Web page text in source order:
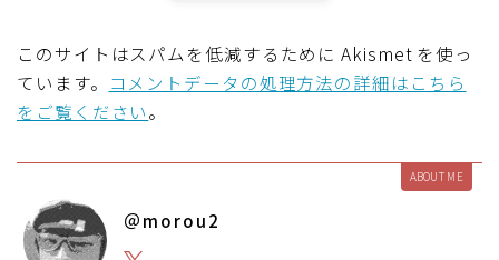
このサイトはスパムを低減するために Akismet を使っ
ています。 コメントデータの処理方法の詳細はこちら
をご覧ください。
ABOUT ME
＠morou2